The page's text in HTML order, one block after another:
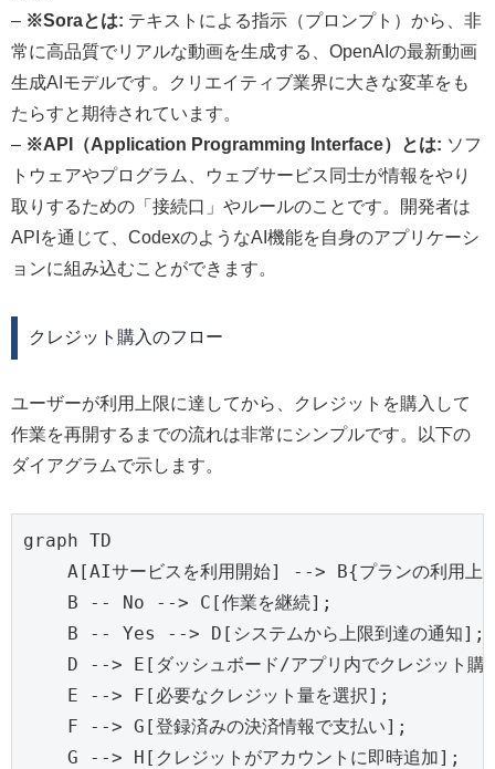
– ※Soraとは: テキストによる指示（プロンプト）から、非
常に高品質でリアルな動画を生成する、OpenAIの最新動画
生成AIモデルです。クリエイティブ業界に大きな変革をも
たらすと期待されています。
– ※API（Application Programming Interface）とは: ソフ
トウェアやプログラム、ウェブサービス同士が情報をやり
取りするための「接続口」やルールのことです。開発者は
APIを通じて、CodexのようなAI機能を自身のアプリケーシ
ョンに組み込むことができます。
クレジット購入のフロー
ユーザーが利用上限に達してから、クレジットを購入して
作業を再開するまでの流れは非常にシンプルです。以下の
ダイアグラムで示します。
graph TD
A[AIサービスを利用開始] --> B{プランの利用上
    B -- No --> C[作業を継続];
    B -- Yes --> D[システムから上限到達の通知];
D --> E[ダッシュボード/アプリ内でクレジット購
    E --> F[必要なクレジット量を選択];
    F --> G[登録済みの決済情報で支払い];
    G --> H[クレジットがアカウントに即時追加];